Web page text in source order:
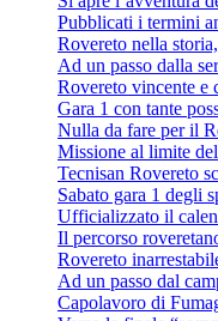
Pubblicati i termini
Rovereto nella
Ad un passo dalla
Rovereto vincente e
Gara 1 con tante
Nulla da fare per il
Missione al limite
Tecnisan Rovereto
Sabato gara 1 degli
Ufficializzato il
Il percorso
Rovereto
Ad un passo dal
Capolavoro di